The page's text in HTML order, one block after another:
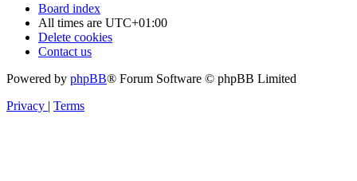
Board index
All times are UTC+01:00
Delete cookies
Contact us
Powered by phpBB® Forum Software © phpBB Limited
Privacy | Terms